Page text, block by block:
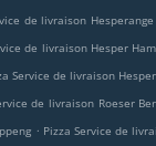
de livraison Hesperange
de livraison Hesper
Service de livraison
de livraison Roeser
. Pizza Service de